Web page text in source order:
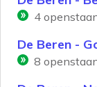
4
De Beren -
8